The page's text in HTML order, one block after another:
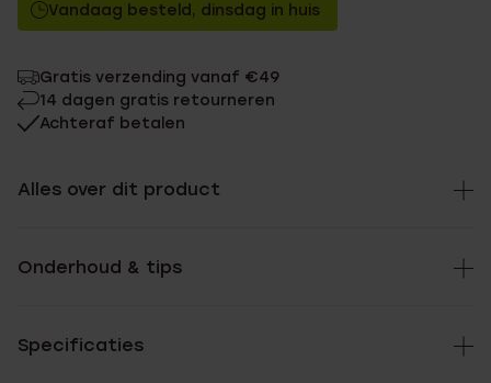
Vandaag besteld, dinsdag in huis
Gratis verzending vanaf €49
14 dagen gratis retourneren
Achteraf betalen
Alles over dit product
Onderhoud & tips
Specificaties